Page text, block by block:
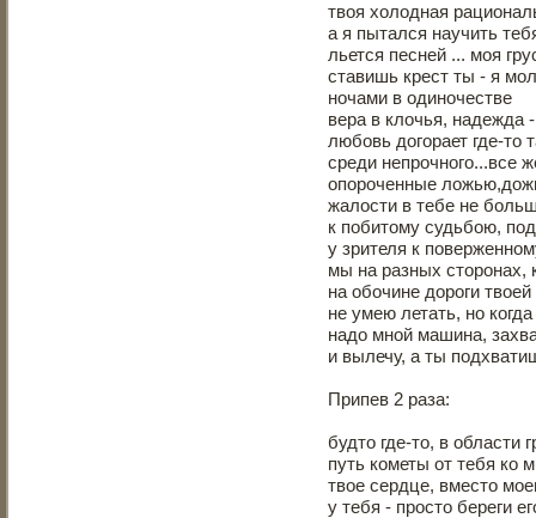
твоя холодная
а я пытался научить
льется песней ... моя
ставишь крест ты - я
ночами в одиночестве
вера в клочья, надежда
любовь догорает где-то
среди непрочного...все
опороченные
жалости в тебе не
к побитому судьбою,
у зрителя к
мы на разных сторонах,
на обочине дороги
не умею летать, но
надо мной машина,
и вылечу, а ты
Припев 2 раза:
будто где-то, в области
путь кометы от тебя ко
твое сердце, вместо
у тебя - просто береги